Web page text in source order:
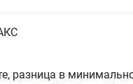
разница в